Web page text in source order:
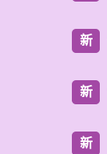
新
新
新